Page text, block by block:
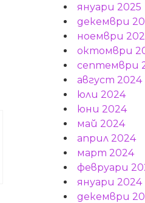
януари 2025
декември
ноември
октомври
септември
август 2024
юли 2024
юни 2024
май 2024
април 2024
март 2024
февруари
януари 2024
декември